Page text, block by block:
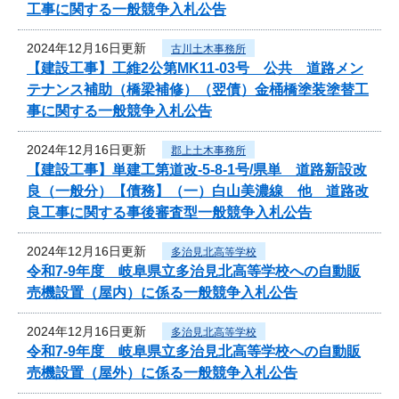
工事に関する一般競争入札公告
2024年12月16日更新 古川土木事務所
【建設工事】工維2公第MK11-03号 公共 道路メン
テナンス補助（橋梁補修）（翌債）金桶橋塗装塗替工
事に関する一般競争入札公告
2024年12月16日更新 郡上土木事務所
【建設工事】単建工第道改-5-8-1号/県単 道路新設改
良（一般分）【債務】（一）白山美濃線 他 道路改
良工事に関する事後審査型一般競争入札公告
2024年12月16日更新 多治見北高等学校
令和7‐9年度 岐阜県立多治見北高等学校への自動販
売機設置（屋内）に係る一般競争入札公告
2024年12月16日更新 多治見北高等学校
令和7‐9年度 岐阜県立多治見北高等学校への自動販
売機設置（屋外）に係る一般競争入札公告